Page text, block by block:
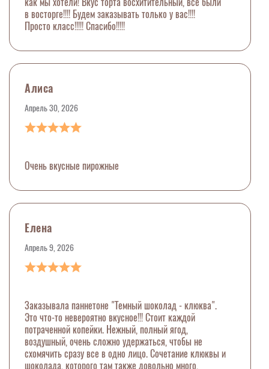
в восторге!!!! Будем заказывать только у вас!!!!
Просто класс!!!!! Спасибо!!!!!
Алиса
Апрель 30, 2026
Очень вкусные пирожные
Елена
Апрель 9, 2026
Заказывала паннетоне "Темный шоколад - клюква".
Это что-то невероятно вкусное!!! Стоит каждой
потраченной копейки. Нежный, полный ягод,
воздушный, очень сложно удержаться, чтобы не
схомячить сразу все в одно лицо. Сочетание клюквы и
шоколада, которого там также довольно много,